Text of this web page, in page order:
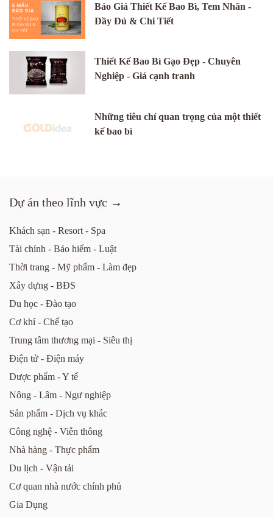
Báo Giá Thiết Kế Bao Bì, Tem Nhãn -
Đầy Đủ & Chi Tiết
Thiết Kế Bao Bì Gạo Đẹp - Chuyên
Nghiệp - Giá cạnh tranh
Những tiêu chí quan trọng của một thiết
kế bao bì
Dự án theo lĩnh vực →
Khách sạn - Resort - Spa
Tài chính - Bảo hiểm - Luật
Thời trang - Mỹ phẩm - Làm đẹp
Xây dựng - BĐS
Du học - Đào tạo
Cơ khí - Chế tạo
Trung tâm thương mại - Siêu thị
Điện tử - Điện máy
Dược phẩm - Y tế
Nông - Lâm - Ngư nghiệp
Sản phẩm - Dịch vụ khác
Công nghệ - Viễn thông
Nhà hàng - Thực phẩm
Du lịch - Vận tải
Cơ quan nhà nước chính phủ
Gia Dụng